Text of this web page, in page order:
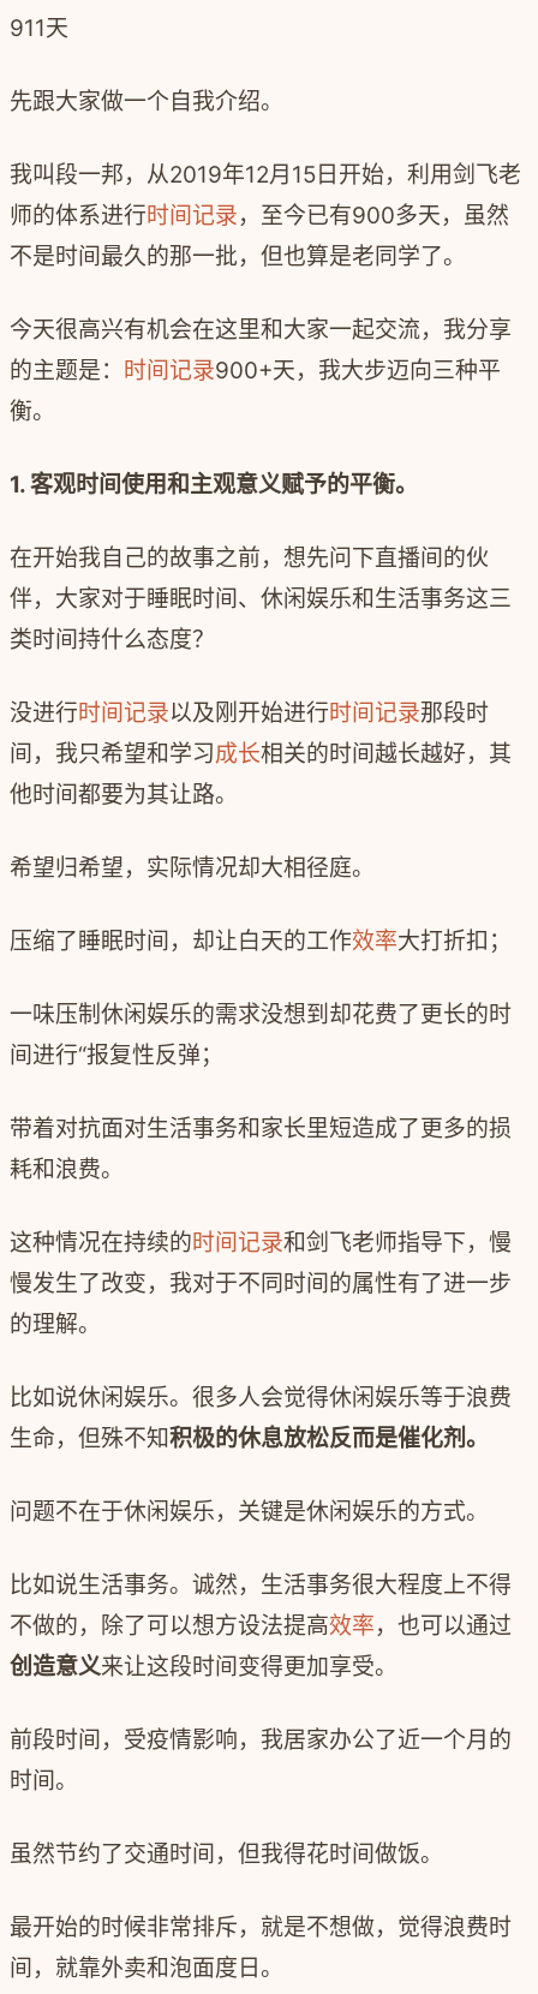
911天
先跟大家做一个自我介绍。
我叫段一邦，从2019年12月 15日开始，利用剑飞老
师的体系进行时间记录，至今已有900多天，虽然
不是时间最久的那一批，但也算是老同学了。
今天很高兴有机会在这里和大家一起交流，我分享
的主题是： 时间记录900+天，我大步迈向三种平
衡。
1.客观时间使用和主观意义赋予的平衡。
在开始我自己的故事之前，想先问下直播间的伙
伴，大家对于睡眠时间、休闲娱乐和生活事务这三
类时间持什么态度？
没进行时间记录以及刚开始进行时间记录那段时
间，我只希望和学习成长相关的时间越长越好，其
他时间都要为其让路。
希望归希望，实际情况却大相径庭。
压缩了睡眠时间，却让白天的工作效率大打折扣；
一味压制休闲娱乐的需求没想到却花费了更长的时
间进行“报复性反弹；
带着对抗面对生活事务和家长里短造成了更多的损
耗和浪费。
这种情况在持续的时间记录和剑飞老师指导下，慢
慢发生了改变，我对于不同时间的属性有了进一步
的理解。
比如说休闲娱乐。很多人会觉得休闲娱乐等于浪费
生命，但殊不知积极的休息放松反而是催化剂。
问题不在于休闲娱乐，关键是休闲娱乐的方式。
比如说生活事务。诚然，生活事务很大程度上不得
不做的，除了可以想方设法提高效率，也可以通过
创造意义来让这段时间变得更加享受。
前段时间，受疫情影响，我居家办公了近一个月的
时间。
虽然节约了交通时间，但我得花时间做饭。
最开始的时候非常排斥，就是不想做，觉得浪费时
间，就靠外卖和泡面度日。